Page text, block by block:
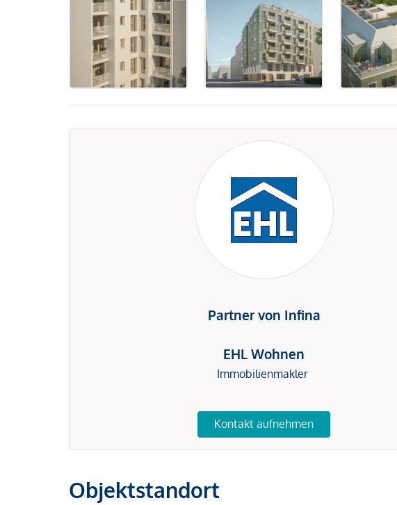
Partner von Infina
EHL Wohnen
Immobilienmakler
Kontakt aufnehmen
Objektstandort